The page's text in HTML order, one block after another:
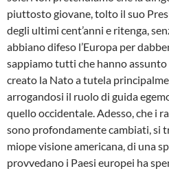
piuttosto giovane, tolto il suo
degli ultimi cent’anni e ritenga,
abbiano difeso l’Europa per
sappiamo tutti che hanno assunto
creato la Nato a tutela
arrogandosi il ruolo di guida
quello occidentale. Adesso, che i
sono profondamente cambiati, si
miope visione americana, di una
provvedano i Paesi europei ha